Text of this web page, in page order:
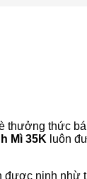
thưởng thức
Mì 35K luôn
được ninh nhừ